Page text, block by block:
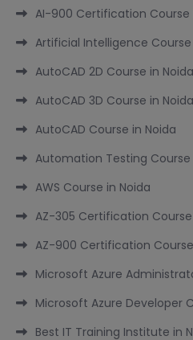
AI-900 Certification Course
Artificial Intelligence Course
AutoCAD 2D Course in Noida
AutoCAD 3D Course in Noida
AutoCAD Course in Noida
Automation Testing Course
AWS Course in Noida
AZ-305 Certification Course
AZ-900 Certification
Microsoft Azure
Microsoft Azure Developer
Best IT Training Institute in